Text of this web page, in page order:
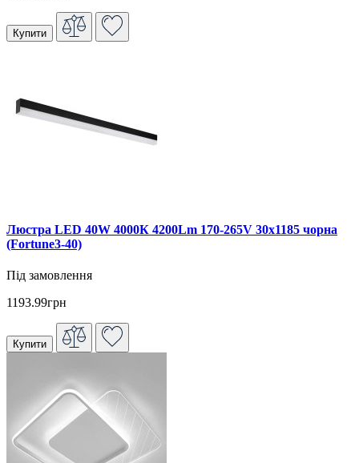
Купити
Люстра LED 40W 4000К 4200Lm 170-265V 30х1185 чорна
(Fortune3-40)
Під замовлення
1193.99грн
Купити